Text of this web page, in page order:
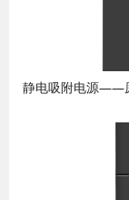
静电吸附电源——